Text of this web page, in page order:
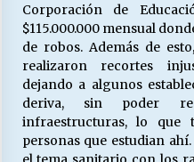
Corporación de
$115.000.000 mensual
de robos. Además de
realizaron recortes
dejando a algunos
deriva, sin poder
infraestructuras, lo que
personas que estudian